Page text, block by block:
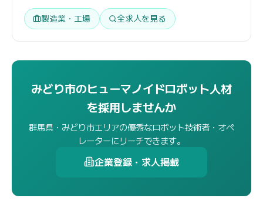
製造業・工場 全求人を見る
みどり市のヒューマノイドロボット人材
を採用しませんか
群馬県・みどり市エリアの優秀なロボット技術者・オペ
レーターにリーチできます。
企業登録・求人掲載